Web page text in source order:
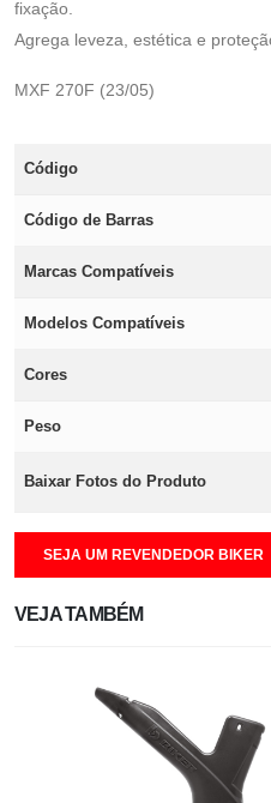
fixação.
Agrega leveza, estética e
MXF 270F (23/05)
Código
Código de Barras
Marcas Compatíveis
Modelos Compatíveis
Cores
Peso
Baixar Fotos do Produto
SEJA UM REVENDEDOR BIKER
VEJA TAMBÉM